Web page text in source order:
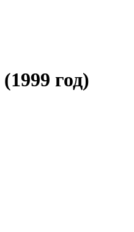
(1999 год)